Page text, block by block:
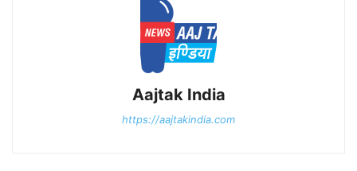
Aajtak India
https://aajtakindia.com